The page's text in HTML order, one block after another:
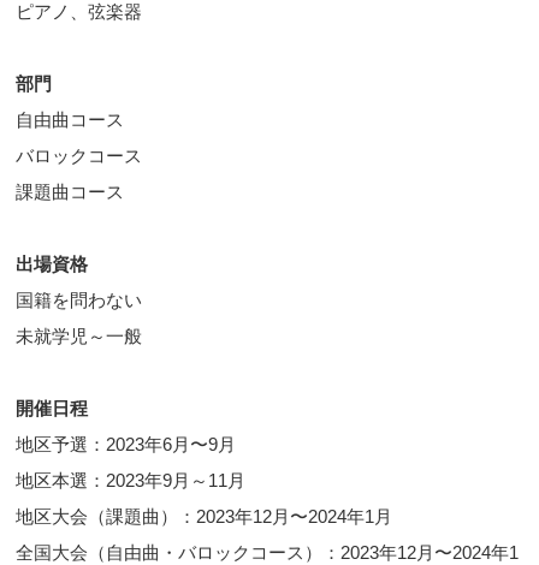
ピアノ、弦楽器
部門
自由曲コース
バロックコース
課題曲コース
出場資格
国籍を問わない
未就学児～一般
開催日程
地区予選：2023年6月〜9月
地区本選：2023年9月～11月
地区大会（課題曲）：2023年12月〜2024年1月
全国大会（自由曲・バロックコース）：2023年12月〜2024年1